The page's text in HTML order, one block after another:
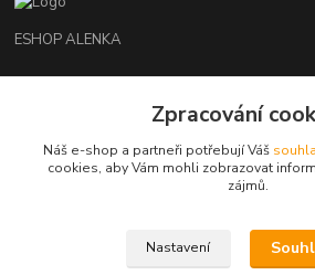
ESHOP ALENKA
+420602541312
orechovka@inmes.cz
Zpracování
Náš e-shop a partneři potřebují Váš
cookies, aby Vám mohli zobrazovat
zájmů.
Nastavení